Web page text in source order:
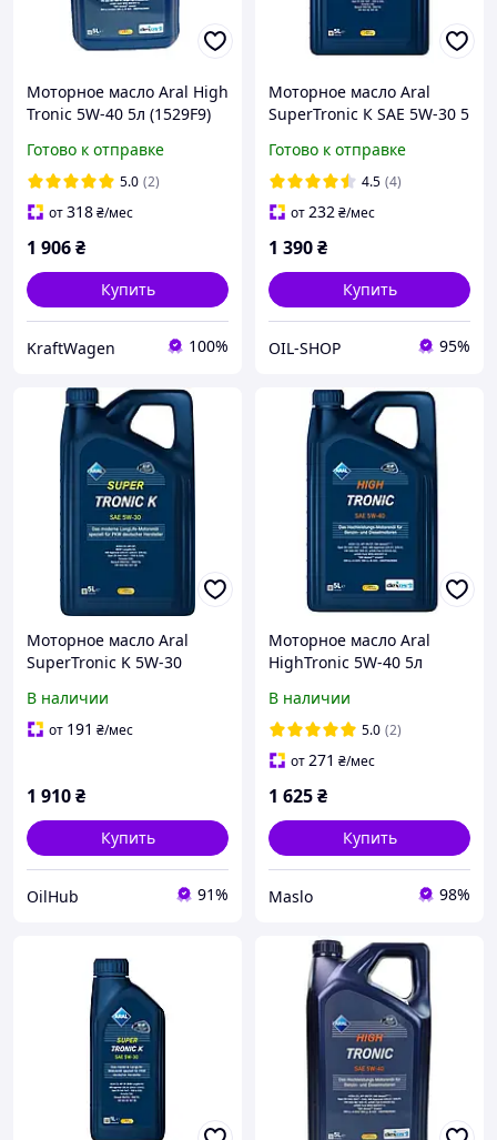
Моторное масло Aral High
Tronic 5W-40 5л (1529F9)
Готово к отправке
5.0 (2)
от318₴/мес
1 906₴
Купить
KraftWagen 100%
Моторное масло Aral
SuperTronic К SAE 5W-30 5
Готово к отправке
4.5 (4)
от232₴/мес
1 390₴
Купить
OIL-SHOP 95%
Моторное масло Aral
SuperTronic K 5W-30
В наличии
от 191 ₴/мес
1 910₴
Купить
OilHub 91%
Моторное масло Aral
HighTronic 5W-40 5л
В наличии
5.0 (2)
от271 ₴/мес
1 625₴
Купить
Maslo 98%